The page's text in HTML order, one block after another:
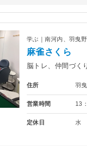
学ぶ｜南河内、羽曳
麻雀さくら
脳トレ、仲間づく
住所 羽
営業時間 13
定休日 水